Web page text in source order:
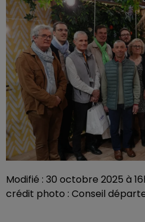
Modifié : 30 octobre 2025 à
crédit photo : Conseil